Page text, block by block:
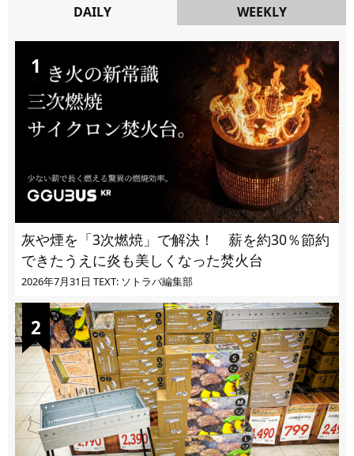
DAILY
WEEKLY
灰や煙を「3次燃焼」で解決！ 薪を約30％節約
できたうえに炎も美しくなった焚火台
2026年7月31日 TEXT: ソトラバ編集部